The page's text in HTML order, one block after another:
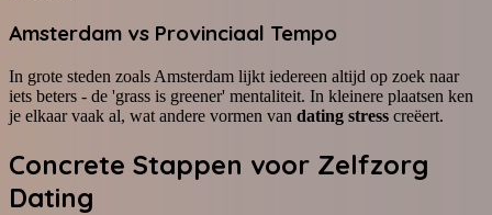
Amsterdam vs Provinciaal Tempo
In grote steden zoals Amsterdam lijkt iedereen altijd op zoek naar
iets beters - de 'grass is greener' mentaliteit. In kleinere plaatsen ken
je elkaar vaak al, wat andere vormen van dating stress creëert.
Concrete Stappen voor Zelfzorg
Dating